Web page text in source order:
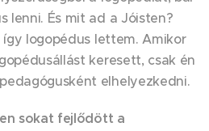
lenni. És mit ad a Jóisten?
logopédus lettem. Amikor
keresett, csak én
elhelyezkedni.
sokat fejlődött a